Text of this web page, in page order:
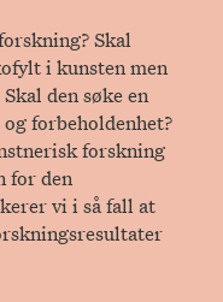
Skal
i kunsten men
den søke en
forbeholdenhet?
forskning
for den
vi i så fall at